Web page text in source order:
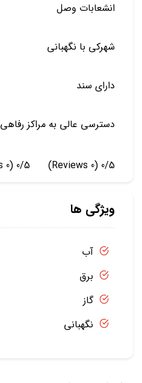
انشعابات وصل
شهرکی با نگهبانی
دارای سند
دسترسی عالی به مراکز رفاهی
0/5
(0 Reviews)
0/5
(0 Reviews)
ویژگی ها
آب
برق
گاز
نگهبانی